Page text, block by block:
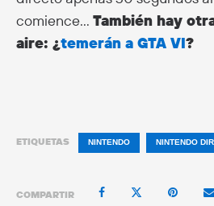
comience… También hay
aire: ¿temerán a GTA VI?
ETIQUETAS NINTENDO NINTENDO
COMPARTIR